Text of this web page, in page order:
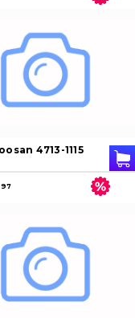
4713-1115